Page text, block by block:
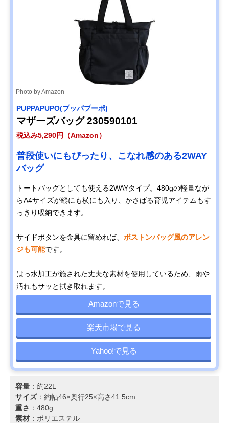
Photo by Amazon
PUPPAPUPO(プッパプーポ)
マザーズバッグ 230590101
税込み5,290円（Amazon）
普段使いにもぴったり、こなれ感のある2WAY
バッグ
トートバッグとしても使える2WAYタイプ。480gの軽量なが
らA4サイズが縦にも横にも入り、かさばる育児アイテムもす
っきり収納できます。
サイドボタンを金具に留めれば、 ボストンバッグ風のアレン
ジも可能です。
はっ水加工が施された丈夫な素材を使用しているため、雨や
汚れもサッと拭き取れます。
Amazonで見る
楽天市場で見る
Yahoo!で見る
容量 ：約22L
サイズ：約幅46×奥行25×高さ41.5cm
重さ ：480g
素材 ：ポリエステル